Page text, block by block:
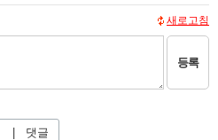
새로고침
등록
댓글